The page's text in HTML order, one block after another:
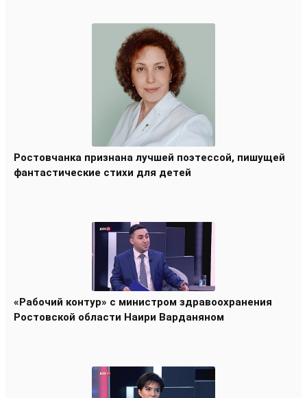
Ростовчанка признана лучшей поэтессой, пишущей
фантастические стихи для детей
«Рабочий контур» с министром здравоохранения
Ростовской области Наири Варданяном